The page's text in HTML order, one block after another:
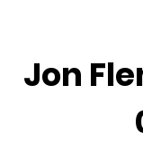
Jon